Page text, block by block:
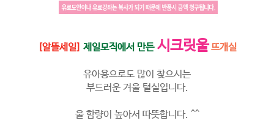
[알뜰세일] 제일모직에서 만든 시크릿울 뜨개실
유아용으로도 많이 찾으시는
부드러운 겨울 털실입니다.
울 함량이 높아서 따뜻합니다. ^^